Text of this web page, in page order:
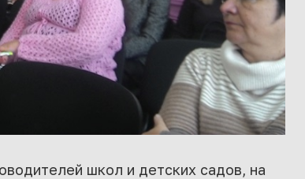
школ и детских садов, на